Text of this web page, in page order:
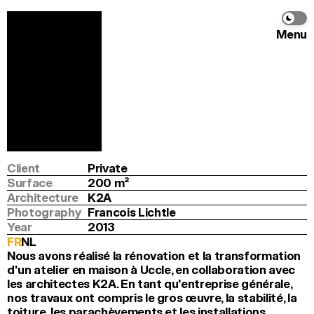
Menu
Location
Brussels
Client
Private
Surface
200 m2
Architecture
K2A
Photography Francois Lichtle
Year
2013
FRNL
Nous avons réalisé la rénovation et la transformation
d'un atelier en maison à Uccle, en collaboration avec
les architectes K2A. En tant qu'entreprise générale,
nos travaux ont compris le gros œuvre, la stabilité, la